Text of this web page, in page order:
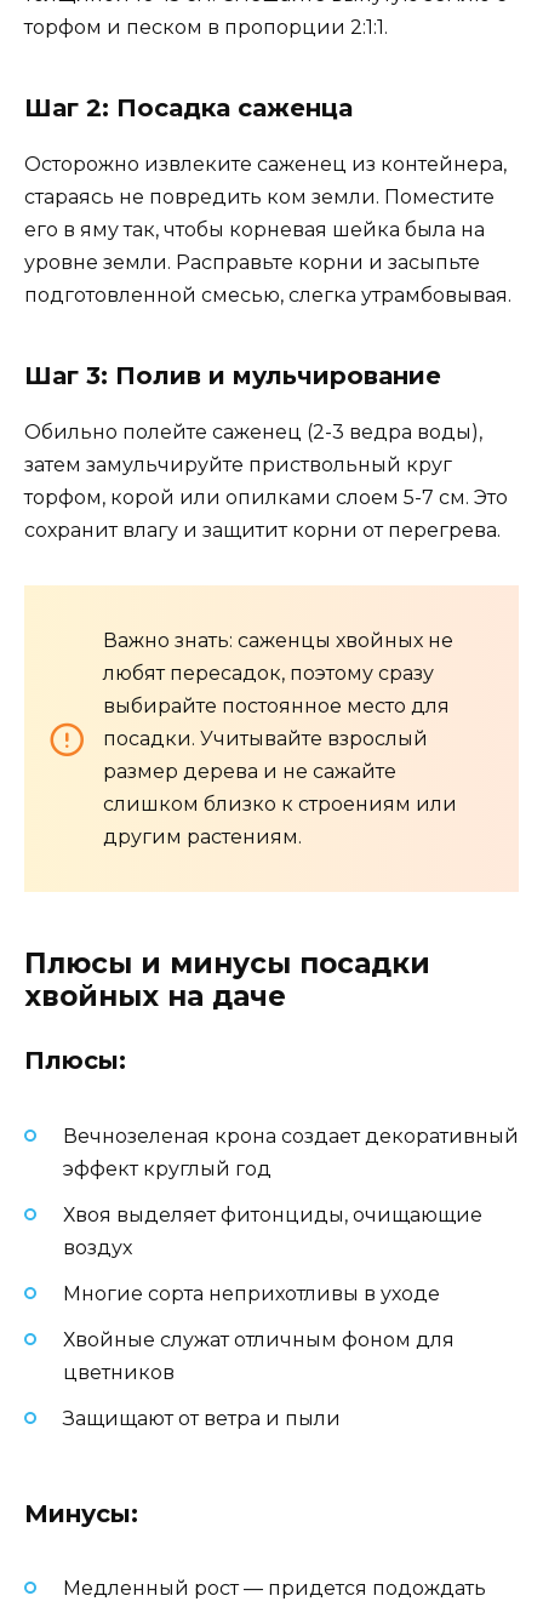
торфом и песком в пропорции 2:1:1.
Шаг 2: Посадка саженца
Осторожно извлеките саженец из контейнера,
стараясь не повредить ком земли. Поместите
его в яму так, чтобы корневая шейка была на
уровне земли. Расправьте корни и засыпьте
подготовленной смесью, слегка утрамбовывая.
Шаг 3: Полив и мульчирование
Обильно полейте саженец (2-3 ведра воды),
затем замульчируйте приствольный круг
торфом, корой или опилками слоем 5-7 см. Это
сохранит влагу и защитит корни от перегрева.
Важно знать: саженцы хвойных не
любят пересадок, поэтому сразу
выбирайте постоянное место для
посадки. Учитывайте взрослый
размер дерева и не сажайте
слишком близко к строениям или
другим растениям.
Плюсы и минусы посадки
хвойных на даче
Плюсы:
Вечнозеленая крона создает декоративный
эффект круглый год
Хвоя выделяет фитонциды, очищающие
воздух
Многие сорта неприхотливы в уходе
Хвойные служат отличным фоном для
цветников
Защищают от ветра и пыли
Минусы:
Медленный рост — придется подождать